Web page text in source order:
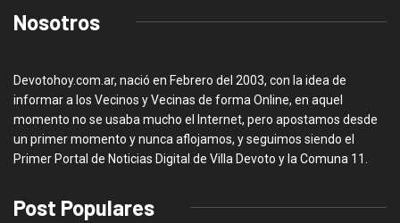
Nosotros
Devotohoy.com.ar, nació en Febrero del 2003, con la idea de
informar a los Vecinos y Vecinas de forma Online, en aquel
momento no se usaba mucho el Internet, pero apostamos desde
un primer momento y nunca aflojamos, y seguimos siendo el
Primer Portal de Noticias Digital de Villa Devoto y la Comuna 11.
Post Populares